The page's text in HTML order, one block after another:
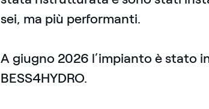
sei, ma più performanti.
A giugno 2026 l’impianto è stato
BESS4HYDRO.